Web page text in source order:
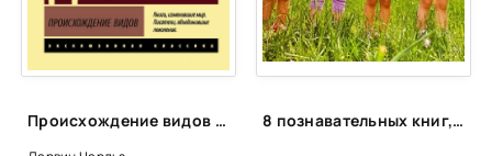
Происхождение видов путем естественного отбора - Чарльз Дарвин 8 познавательных книг, которые увлекут любого ребёнка